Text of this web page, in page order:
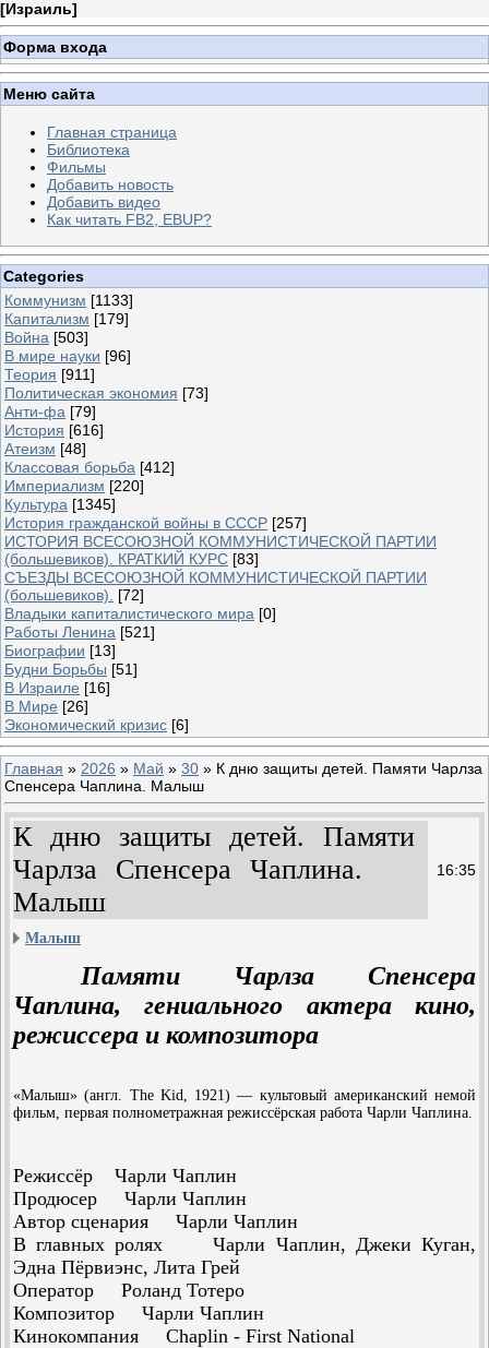
[Израиль]
Форма входа
Меню сайта
Главная страница
Библиотека
Фильмы
Добавить новость
Добавить видео
Как читать FB2, EBUP?
Categories
Коммунизм [1133]
Капитализм [179]
Война [503]
В мире науки [96]
Теория [911]
Политическая экономия [73]
Анти-фа [79]
История [616]
Атеизм [48]
Классовая борьба [412]
Империализм [220]
Культура [1345]
История гражданской войны в СССР [257]
ИСТОРИЯ ВСЕСОЮЗНОЙ КОММУНИСТИЧЕСКОЙ ПАРТИИ
(большевиков). КРАТКИЙ КУРС [83]
СЪЕЗДЫ ВСЕСОЮЗНОЙ КОММУНИСТИЧЕСКОЙ ПАРТИИ
(большевиков).
[72]
Владыки капиталистического мира [0]
Работы Ленина [521]
Биографии [13]
Будни Борьбы [51]
В Израиле [16]
В Мире [26]
Экономический кризис [6]
Главная » 2026 » Май » 30 » К дню защиты детей. Памяти Чарлза
Спенсера Чаплина. Малыш
К дню защиты детей. Памяти
Чарлза Спенсера Чаплина.
Малыш
16:35
Малыш
Памяти Чарлза Спенсера
Чаплина, гениального актера кино,
режиссера и композитора
«Малыш» (англ. The Kid, 1921) — культовый американский немой
фильм, первая полнометражная режиссёрская работа Чарли Чаплина.
Режиссёр Чарли Чаплин
Продюсер Чарли Чаплин
Автор сценария Чарли Чаплин
В главных ролях Чарли Чаплин, Джеки Куган,
Эдна Пёрвиэнс, Лита Грей
Оператор Роланд Тотеро
Композитор Чарли Чаплин
Кинокомпания Chaplin - First National